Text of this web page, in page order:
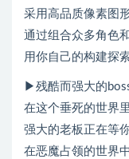
采用高品质像素图
通过组合众多角色
用你自己的构建探
▶残酷而强大的
在这个垂死的世界
强大的老板正在等你
在恶魔占领的世界